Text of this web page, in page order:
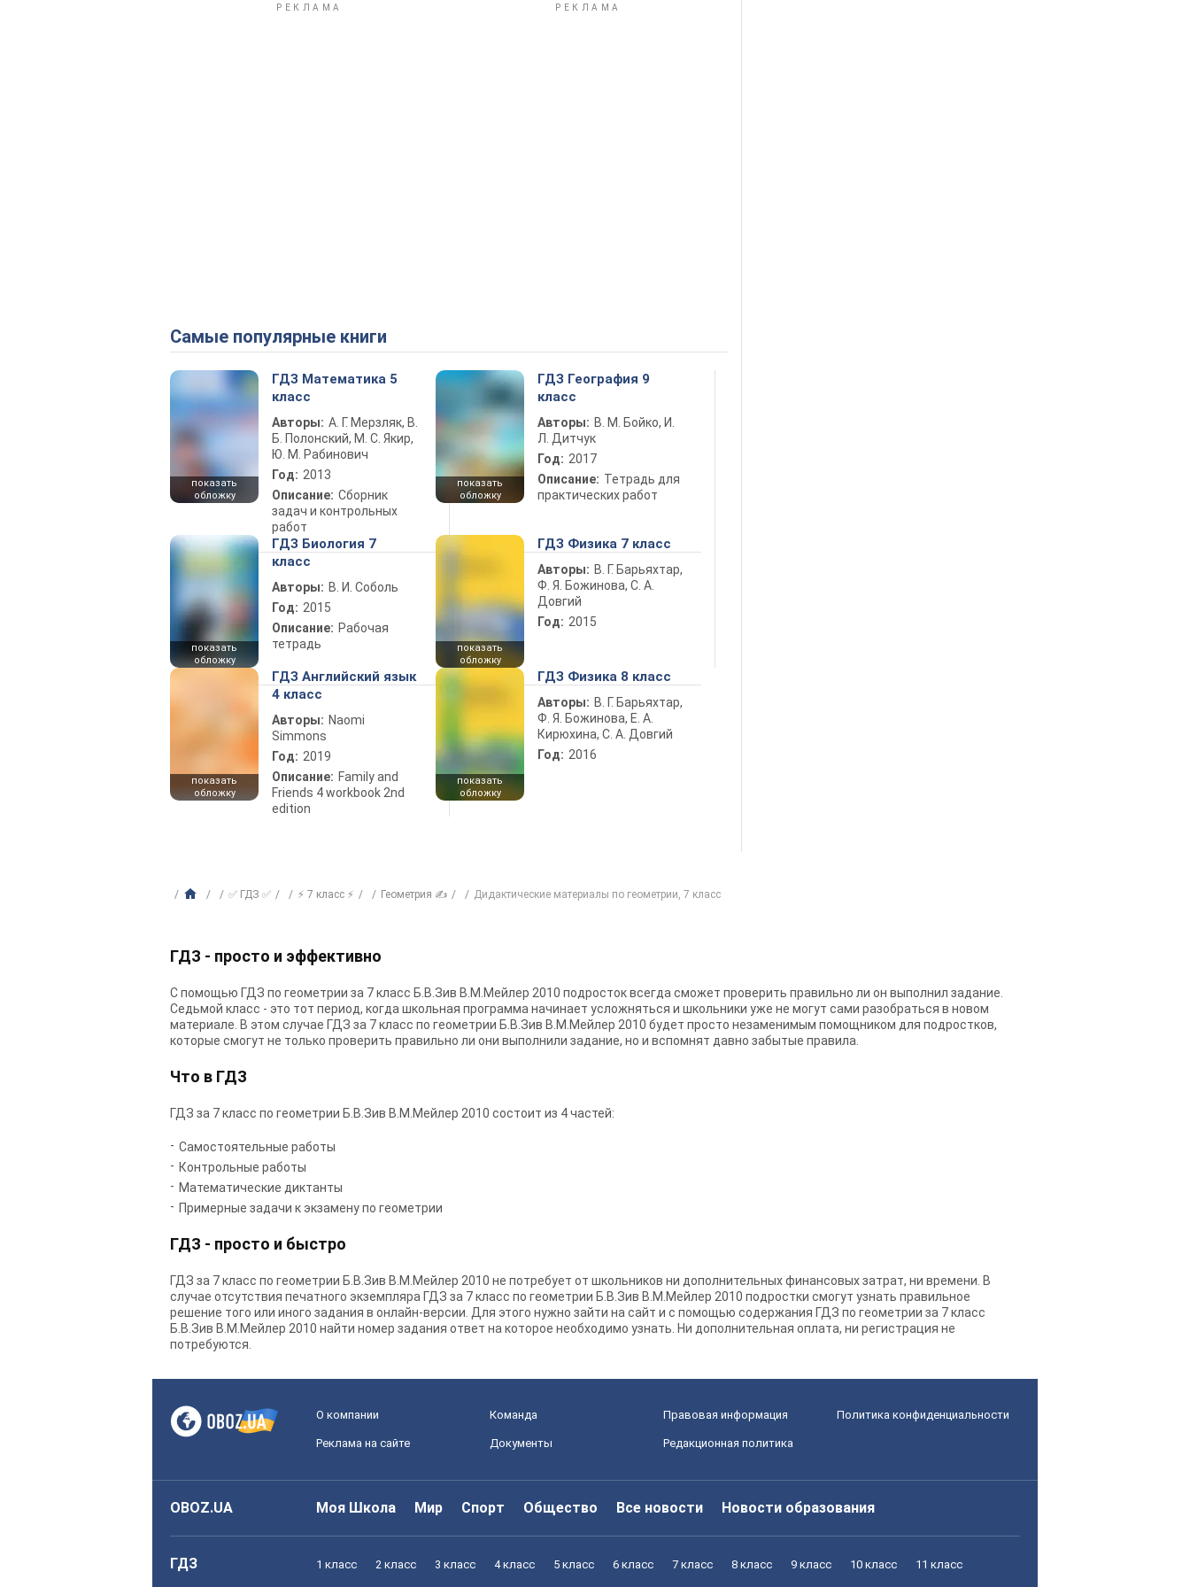
Самые популярные книги
показать
обложку
ГДЗ Математика 5
класс
Авторы: А. Г. Мерзляк, В.
Б. Полонский, М. С. Якир,
Ю. М. Рабинович
Год: 2013
Описание: Сборник
задач и контрольных
работ
показать
обложку
ГДЗ География 9
класс
Авторы: В. М. Бойко, И.
Л. Дитчук
Год: 2017
Описание: Тетрадь для
практических работ
показать
обложку
ГДЗ Биология 7
класс
Авторы: В. И. Соболь
Год: 2015
Описание: Рабочая
тетрадь
показать
обложку
ГДЗ Физика 7 класс
Авторы: В. Г. Барьяхтар,
Ф. Я. Божинова, С. А.
Довгий
Год: 2015
показать
обложку
ГДЗ Английский язык
4 класс
Авторы: Naomi
Simmons
Год: 2019
Описание: Family and
Friends 4 workbook 2nd
edition
показать
обложку
ГДЗ Физика 8 класс
Авторы: В. Г. Барьяхтар,
Ф. Я. Божинова, Е. А.
Кирюхина, С. А. Довгий
Год: 2016
✅ ГДЗ ✅ ⚡ 7 класс ⚡ Геометрия ✍ Дидактические материалы по геометрии, 7 класс
ГДЗ - просто и эффективно
С помощью ГДЗ по геометрии за 7 класс Б.В.Зив В.М.Мейлер 2010 подросток всегда сможет проверить правильно ли он выполнил задание.
Седьмой класс - это тот период, когда школьная программа начинает усложняться и школьники уже не могут сами разобраться в новом
материале. В этом случае ГДЗ за 7 класс по геометрии Б.В.Зив В.М.Мейлер 2010 будет просто незаменимым помощником для подростков,
которые смогут не только проверить правильно ли они выполнили задание, но и вспомнят давно забытые правила.
Что в ГДЗ
ГДЗ за 7 класс по геометрии Б.В.Зив В.М.Мейлер 2010 состоит из 4 частей:
Самостоятельные работы
Контрольные работы
Математические диктанты
Примерные задачи к экзамену по геометрии
ГДЗ - просто и быстро
ГДЗ за 7 класс по геометрии Б.В.Зив В.М.Мейлер 2010 не потребует от школьников ни дополнительных финансовых затрат, ни времени. В
случае отсутствия печатного экземпляра ГДЗ за 7 класс по геометрии Б.В.Зив В.М.Мейлер 2010 подростки смогут узнать правильное
решение того или иного задания в онлайн-версии. Для этого нужно зайти на сайт и с помощью содержания ГДЗ по геометрии за 7 класс
Б.В.Зив В.М.Мейлер 2010 найти номер задания ответ на которое необходимо узнать. Ни дополнительная оплата, ни регистрация не
потребуются.
О компании Команда Правовая информация Политика конфиденциальности
Реклама на сайте Документы Редакционная политика
OBOZ.UA Моя Школа Мир Спорт Общество Все новости Новости образования
ГДЗ 1 класс 2 класс 3 класс 4 класс 5 класс 6 класс 7 класс 8 класс 9 класс 10 класс 11 класс